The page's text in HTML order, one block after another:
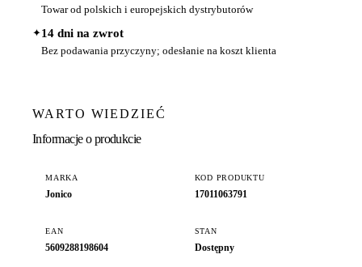
Towar od polskich i europejskich dystrybutorów
✦14 dni na zwrot
Bez podawania przyczyny; odesłanie na koszt klienta
WARTO WIEDZIEĆ
Informacje o produkcie
MARKA
Jonico
KOD PRODUKTU
17011063791
EAN
5609288198604
STAN
Dostępny